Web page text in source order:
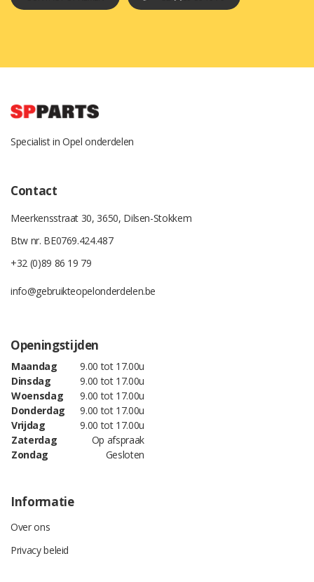
Specialist in Opel onderdelen
Contact
Meerkensstraat 30, 3650, Dilsen-Stokkem
Btw nr. BE0769.424.487
+32 (0)89 86 19 79
info@gebruikteopelonderdelen.be
Openingstijden
Maandag
9.00 tot 17.00u
Dinsdag
9.00 tot 17.00u
Woensdag
9.00 tot 17.00u
Donderdag
9.00 tot 17.00u
Vrijdag
9.00 tot 17.00u
Zaterdag
Op afspraak
Zondag
Gesloten
Informatie
Over ons
Privacy beleid